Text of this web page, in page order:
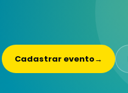
Cadastrar evento→